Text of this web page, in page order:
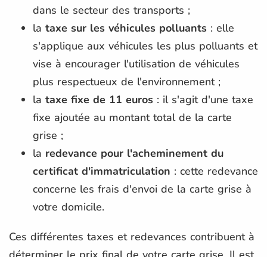
dans le secteur des transports ;
la taxe sur les véhicules polluants : elle
s'applique aux véhicules les plus polluants et
vise à encourager l'utilisation de véhicules
plus respectueux de l'environnement ;
la taxe fixe de 11 euros : il s'agit d'une taxe
fixe ajoutée au montant total de la carte
grise ;
la redevance pour l'acheminement du
certificat d'immatriculation : cette redevance
concerne les frais d'envoi de la carte grise à
votre domicile.
Ces différentes taxes et redevances contribuent à